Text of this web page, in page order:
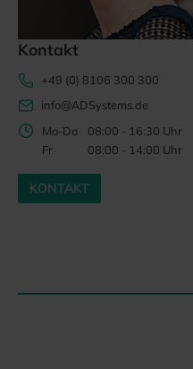
Kontakt
+49 (0) 8106 300 300
info@ADSystems.de
Mo-Do
08:00 - 16:30 Uhr
Fr
08:00 - 14:00 Uhr
KONTAKT